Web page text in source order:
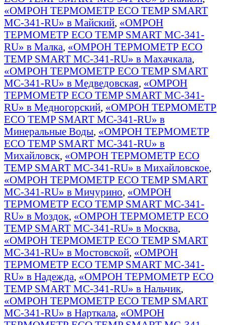
«ОМРОН ТЕРМОМЕТР ECO TEMP SMART
MC-341-RU» в Майский, «ОМРОН
ТЕРМОМЕТР ECO TEMP SMART MC-341-
RU» в Малка, «ОМРОН ТЕРМОМЕТР ECO
TEMP SMART MC-341-RU» в Махачкала,
«ОМРОН ТЕРМОМЕТР ECO TEMP SMART
MC-341-RU» в Медведовская, «ОМРОН
ТЕРМОМЕТР ECO TEMP SMART MC-341-
RU» в Медногорский, «ОМРОН ТЕРМОМЕТР
ECO TEMP SMART MC-341-RU» в
Минеральные Воды, «ОМРОН ТЕРМОМЕТР
ECO TEMP SMART MC-341-RU» в
Михайловск, «ОМРОН ТЕРМОМЕТР ECO
TEMP SMART MC-341-RU» в Михайловское,
«ОМРОН ТЕРМОМЕТР ECO TEMP SMART
MC-341-RU» в Мичурино, «ОМРОН
ТЕРМОМЕТР ECO TEMP SMART MC-341-
RU» в Моздок, «ОМРОН ТЕРМОМЕТР ECO
TEMP SMART MC-341-RU» в Москва,
«ОМРОН ТЕРМОМЕТР ECO TEMP SMART
MC-341-RU» в Мостовской, «ОМРОН
ТЕРМОМЕТР ECO TEMP SMART MC-341-
RU» в Надежда, «ОМРОН ТЕРМОМЕТР ECO
TEMP SMART MC-341-RU» в Нальчик,
«ОМРОН ТЕРМОМЕТР ECO TEMP SMART
MC-341-RU» в Нарткала, «ОМРОН